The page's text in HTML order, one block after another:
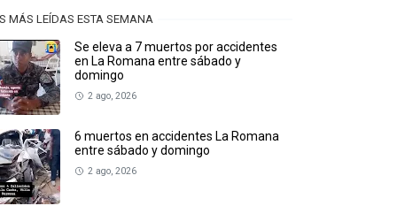
MÁS LEÍDAS ESTA SEMANA
Se eleva a 7 muertos por accidentes
en La Romana entre sábado y
domingo
2 ago, 2026
6 muertos en accidentes La Romana
entre sábado y domingo
2 ago, 2026